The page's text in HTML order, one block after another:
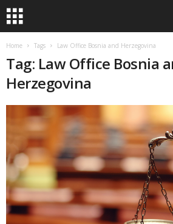
Home Tags Law Office Bosnia and Herzegovina
Tag: Law Office Bosnia
Herzegovina